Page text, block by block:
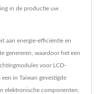
in de productie uw
aan energie-efficiëntie en
genereren, waardoor het een
voor LCD-
in Taiwan gevestigde
elektronische componenten,